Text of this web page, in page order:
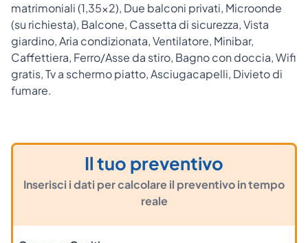
matrimoniali (1,35x2), Due balconi privati, Microonde
(su richiesta), Balcone, Cassetta di sicurezza, Vista
giardino, Aria condizionata, Ventilatore, Minibar,
Caffettiera, Ferro/Asse da stiro, Bagno con doccia, Wifi
gratis, Tv a schermo piatto, Asciugacapelli, Divieto di
fumare.
Il tuo preventivo
Inserisci i dati per calcolare il preventivo in tempo
reale